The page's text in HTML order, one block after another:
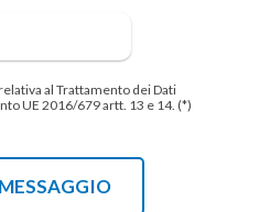
al Trattamento dei Dati
UE 2016/679 artt. 13 e 14. (*)